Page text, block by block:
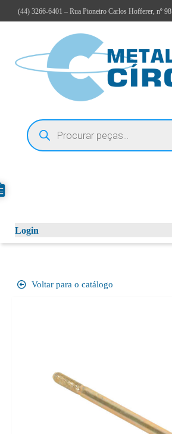
(44) 3266-6401 – Rua Pioneiro Carlos Hofferer, nº 98
Login
Voltar para o catálogo